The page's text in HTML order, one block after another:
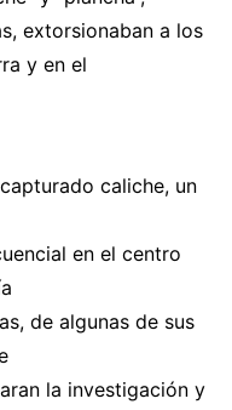
extorsionaban a los
y en el
caliche, un
en el centro
de algunas de sus
la investigación y